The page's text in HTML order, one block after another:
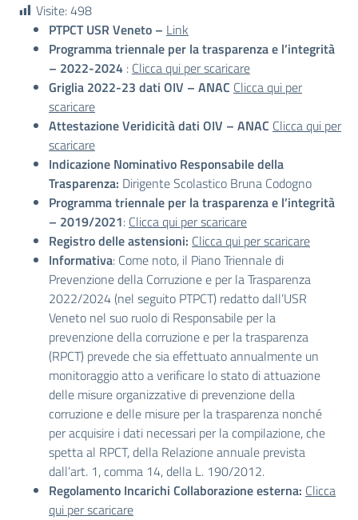
Visite:498
PTPCT USR Veneto – Link
Programma triennale per la trasparenza e l’integrità
– 2022-2024 : Clicca qui per scaricare
Griglia 2022-23 dati OIV – ANAC Clicca qui per
scaricare
Attestazione Veridicità dati OIV – ANAC Clicca qui per
scaricare
Indicazione Nominativo Responsabile della
Trasparenza: Dirigente Scolastico Bruna Codogno
Programma triennale per la trasparenza e l’integrità
– 2019/2021: Clicca qui per scaricare
Registro delle astensioni: Clicca qui per scaricare
Informativa: Come noto, il Piano Triennale di
Prevenzione della Corruzione e per la Trasparenza
2022/2024 (nel seguito PTPCT) redatto dall’USR
Veneto nel suo ruolo di Responsabile per la
prevenzione della corruzione e per la trasparenza
(RPCT) prevede che sia effettuato annualmente un
monitoraggio atto a verificare lo stato di attuazione
delle misure organizzative di prevenzione della
corruzione e delle misure per la trasparenza nonché
per acquisire i dati necessari per la compilazione, che
spetta al RPCT, della Relazione annuale prevista
dall’art. 1, comma 14, della L. 190/2012.
Regolamento Incarichi Collaborazione esterna: Clicca
qui per scaricare